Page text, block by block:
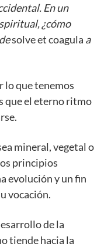
En un
¿cómo
solve et coagula a
lo que tenemos
que el eterno ritmo
mineral, vegetal o
principios
evolución y un fin
vocación.
de la
tiende hacia la